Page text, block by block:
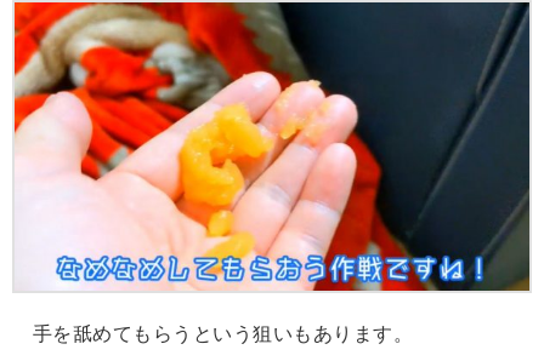
手を舐めてもらうという狙いもあります。